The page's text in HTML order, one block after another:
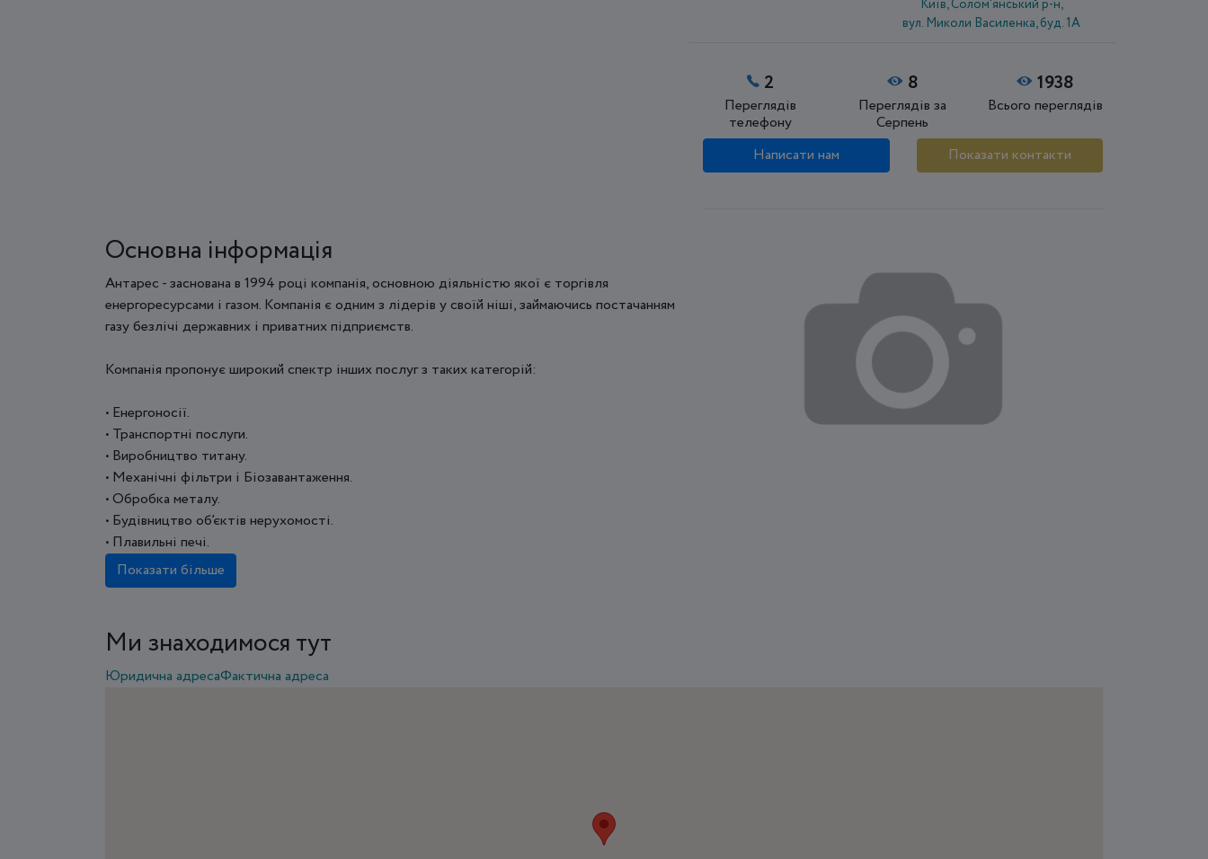
Київ, Солом'янський р-н,
вул. Миколи Василенка, буд. 1A
2
Переглядів
телефону
8
Переглядів за
Серпень
1938
Всього переглядів
Написати нам Показати контакти
Основна інформація
Антарес - заснована в 1994 році компанія, основною діяльністю якої є торгівля
енергоресурсами і газом. Компанія є одним з лідерів у своїй ніші, займаючись постачанням
газу безлічі державних і приватних підприємств.
Компанія пропонує широкий спектр інших послуг з таких категорій:
• Енергоносії.
• Транспортні послуги.
• Виробництво титану.
• Механічні фільтри і Біозавантаження.
• Обробка металу.
• Будівництво об’єктів нерухомості.
• Плавильні печі.
Показати більше
Ми знаходимося тут
Юридична адресаФактична адреса